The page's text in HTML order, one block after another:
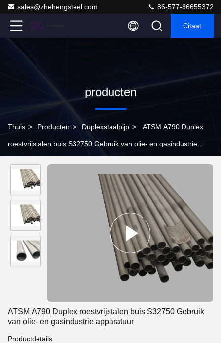
sales@zhehengsteel.com 86-577-86655372
Citaat
producten
Thuis > Producten > Duplexstaalpijp > ATSM A790 Duplex
roestvrijstalen buis S32750 Gebruik van olie- en gasindustrie
ATSM A790 Duplex roestvrijstalen buis S32750 Gebruik
van olie- en gasindustrie apparatuur
Productdetails